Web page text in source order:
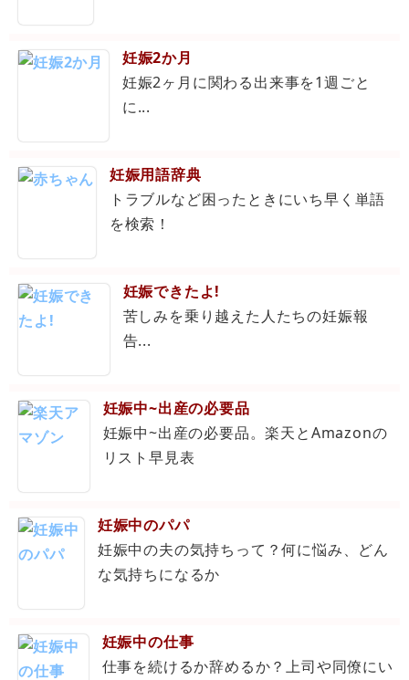
妊娠2か月
妊娠2ヶ月に関わる出来事を1週ごと
に...
妊娠用語辞典
トラブルなど困ったときにいち早く単語
を検索！
妊娠できたよ!
苦しみを乗り越えた人たちの妊娠報
告...
妊娠中~出産の必要品
妊娠中~出産の必要品。楽天とAmazonの
リスト早見表
妊娠中のパパ
妊娠中の夫の気持ちって？何に悩み、どん
な気持ちになるか
妊娠中の仕事
仕事を続けるか辞めるか？上司や同僚にい